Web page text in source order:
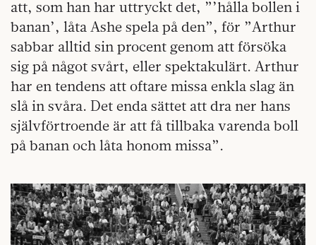
att, som han har uttryckt det, ”’hålla bollen i
banan’, låta Ashe spela på den”, för ”Arthur
sabbar alltid sin procent genom att försöka
sig på något svårt, eller spektakulärt. Arthur
har en tendens att oftare missa enkla slag än
slå in svåra. Det enda sättet att dra ner hans
självförtroende är att få tillbaka varenda boll
på banan och låta honom missa”.